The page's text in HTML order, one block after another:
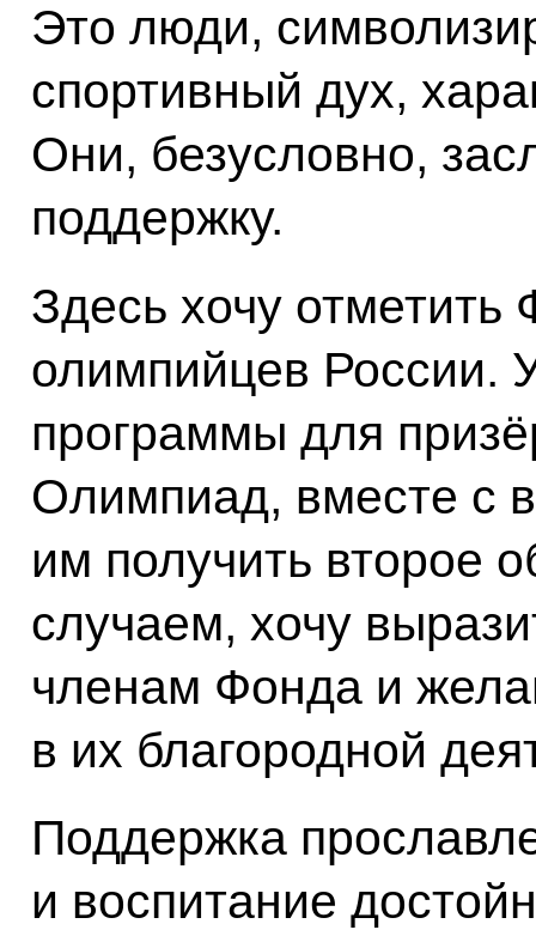
Это люди,
спортивный дух,
Они, безусловно,
поддержку.
Здесь хочу
олимпийцев России.
программы для
Олимпиад, вместе с
им получить второе
случаем, хочу
членам Фонда и
в их благородной
Поддержка
и воспитание